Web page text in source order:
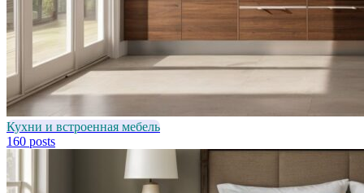
Кухни и встроенная мебель
160 posts